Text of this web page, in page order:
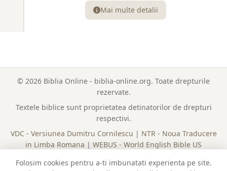
Mai multe detalii
© 2026 Biblia Online - biblia-online.org. Toate drepturile
rezervate.
Textele biblice sunt proprietatea detinatorilor de drepturi
respectivi.
VDC - Versiunea Dumitru Cornilescu | NTR - Noua Traducere
in Limba Romana | WEBUS - World English Bible US
Lista Completa a Cartilor| Plan de Citire|Politica Cookies
Folosim cookies pentru a-ti imbunatati experienta pe site.